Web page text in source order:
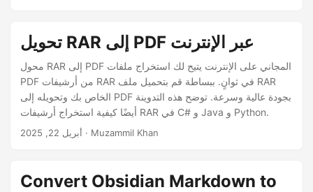
تحويل RAR إلى PDF عبر الإنترنت
محول RAR إلى PDF المجاني على الإنترنت يتيح لك استخراج ملفات
PDF من أرشيفات RAR في ثوانٍ. ببساطة قم بتحميل ملف RAR
الخاص بك وتحويله إلى PDF بجودة عالية وسرعة. توضح هذه التدوينة
أيضًا كيفية استخراج أرشيفات RAR في C# و Java و Python.
أبريل 22, 2025 · Muzammil Khan
Convert Obsidian Markdown to